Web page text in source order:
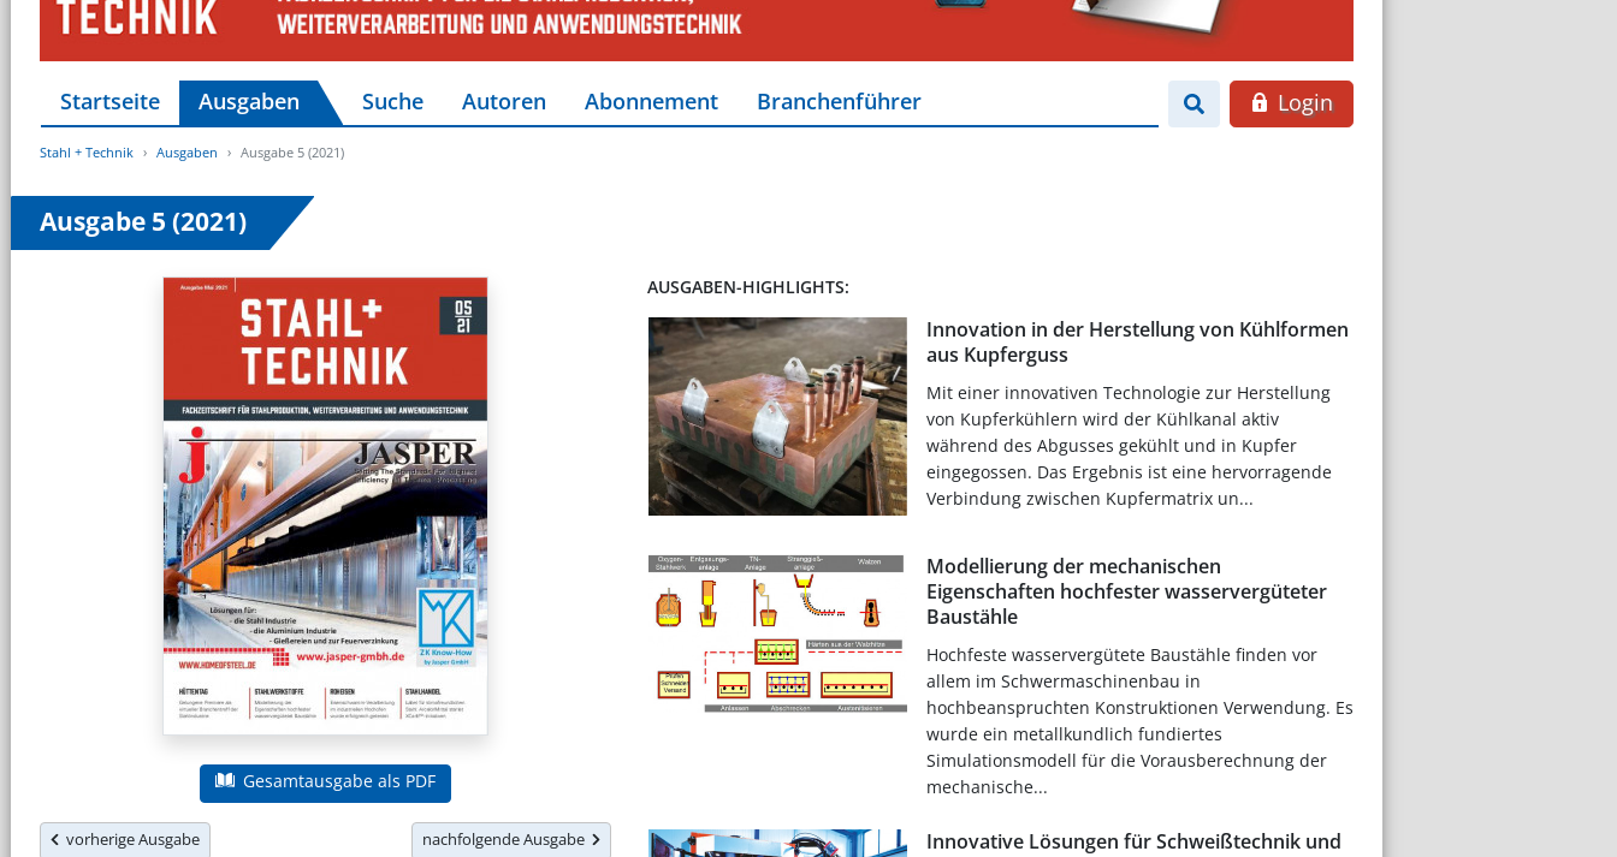
Startseite Ausgaben Suche Autoren Abonnement Branchenführer Login
Stahl + Technik Ausgaben Ausgabe 5 (2021)
Ausgabe 5 (2021)
Gesamtausgabe als PDF
vorherige Ausgabe nachfolgende Ausgabe
AUSGABEN-HIGHLIGHTS:
Innovation in der Herstellung von Kühlformen
aus Kupferguss
Mit einer innovativen Technologie zur Herstellung
von Kupferkühlern wird der Kühlkanal aktiv
während des Abgusses gekühlt und in Kupfer
eingegossen. Das Ergebnis ist eine hervorragende
Verbindung zwischen Kupfermatrix un...
Modellierung der mechanischen
Eigenschaften hochfester wasservergüteter
Baustähle
Hochfeste wasservergütete Baustähle finden vor
allem im Schwermaschinenbau in
hochbeanspruchten Konstruktionen Verwendung. Es
wurde ein metallkundlich fundiertes
Simulationsmodell für die Vorausberechnung der
mechanische...
Innovative Lösungen für Schweißtechnik und